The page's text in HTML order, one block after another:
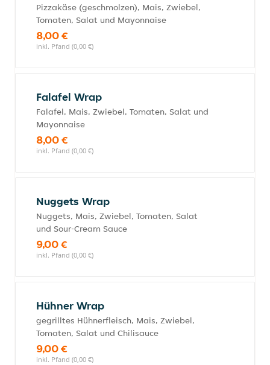
Pizzakäse (geschmolzen), Mais, Zwiebel,
Tomaten, Salat und Mayonnaise
8,00 €
inkl. Pfand (0,00 €)
Falafel Wrap
Falafel, Mais, Zwiebel, Tomaten, Salat und
Mayonnaise
8,00 €
inkl. Pfand (0,00 €)
Nuggets Wrap
Nuggets, Mais, Zwiebel, Tomaten, Salat
und Sour-Cream Sauce
9,00 €
inkl. Pfand (0,00 €)
Hühner Wrap
gegrilltes Hühnerfleisch, Mais, Zwiebel,
Tomaten, Salat und Chilisauce
9,00 €
inkl. Pfand (0,00 €)